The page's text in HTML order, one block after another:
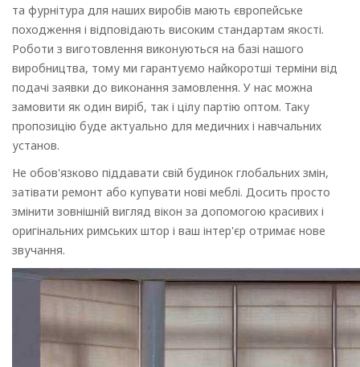
та фурнітура для наших виробів мають європейське
походження і відповідають високим стандартам якості.
Роботи з виготовлення виконуються на базі нашого
виробництва, тому ми гарантуємо найкоротші терміни від
подачі заявки до виконання замовлення. У нас можна
замовити як один виріб, так і цілу партію оптом. Таку
пропозицію буде актуально для медичних і навчальних
установ.
Не обов'язково піддавати свій будинок глобальних змін,
затівати ремонт або купувати нові меблі. Досить просто
змінити зовнішній вигляд вікон за допомогою красивих і
оригінальних римських штор і ваш інтер'єр отримає нове
звучання.